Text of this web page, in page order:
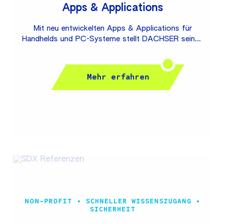
Apps & Applications
Mit neu entwickelten Apps & Applications für
Handhelds und PC-Systeme stellt DACHSER seinen
Warehouse umfassende Assistenzsysteme bereit,
die effizient und zuverlässig durch alle logistischen
Prozesse führen. DACHSER SE DACHSER ist einer
der Weltmarktführer in der Systemlogistik mit den
Mehr erfahren
NON-PROFIT • SCHNELLER WISSENSZUGANG •
SICHERHEIT